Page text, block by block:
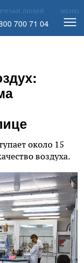
ЛИНИЯ
700 71 04
МЕНЮ
около 15
воздуха.